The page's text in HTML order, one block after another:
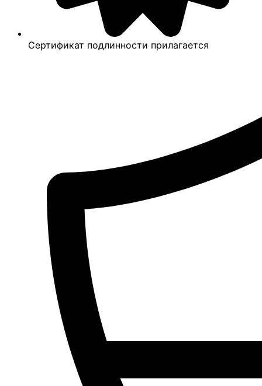
Сертификат подлинности прилагается